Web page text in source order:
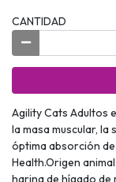
CANTIDAD
Agility Cats Adultos
la masa muscular, la
óptima absorción
Health.Origen
harina de hígado de